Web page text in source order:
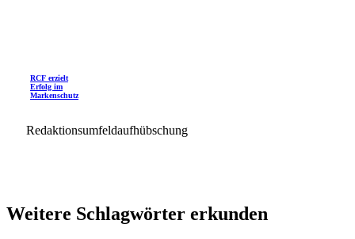
RCF erzielt
Erfolg im
Markenschutz
Redaktionsumfeldaufhübschung
Weitere Schlagwörter erkunden